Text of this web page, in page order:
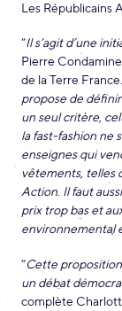
Les Républicains
“Il s’agit d’une
Pierre
de la Terre
propose de
un seul critère,
la fast-fashion ne
enseignes qui
vêtements, telles
Action. Il faut
prix trop bas et
environnemental
“Cette
un débat
complète